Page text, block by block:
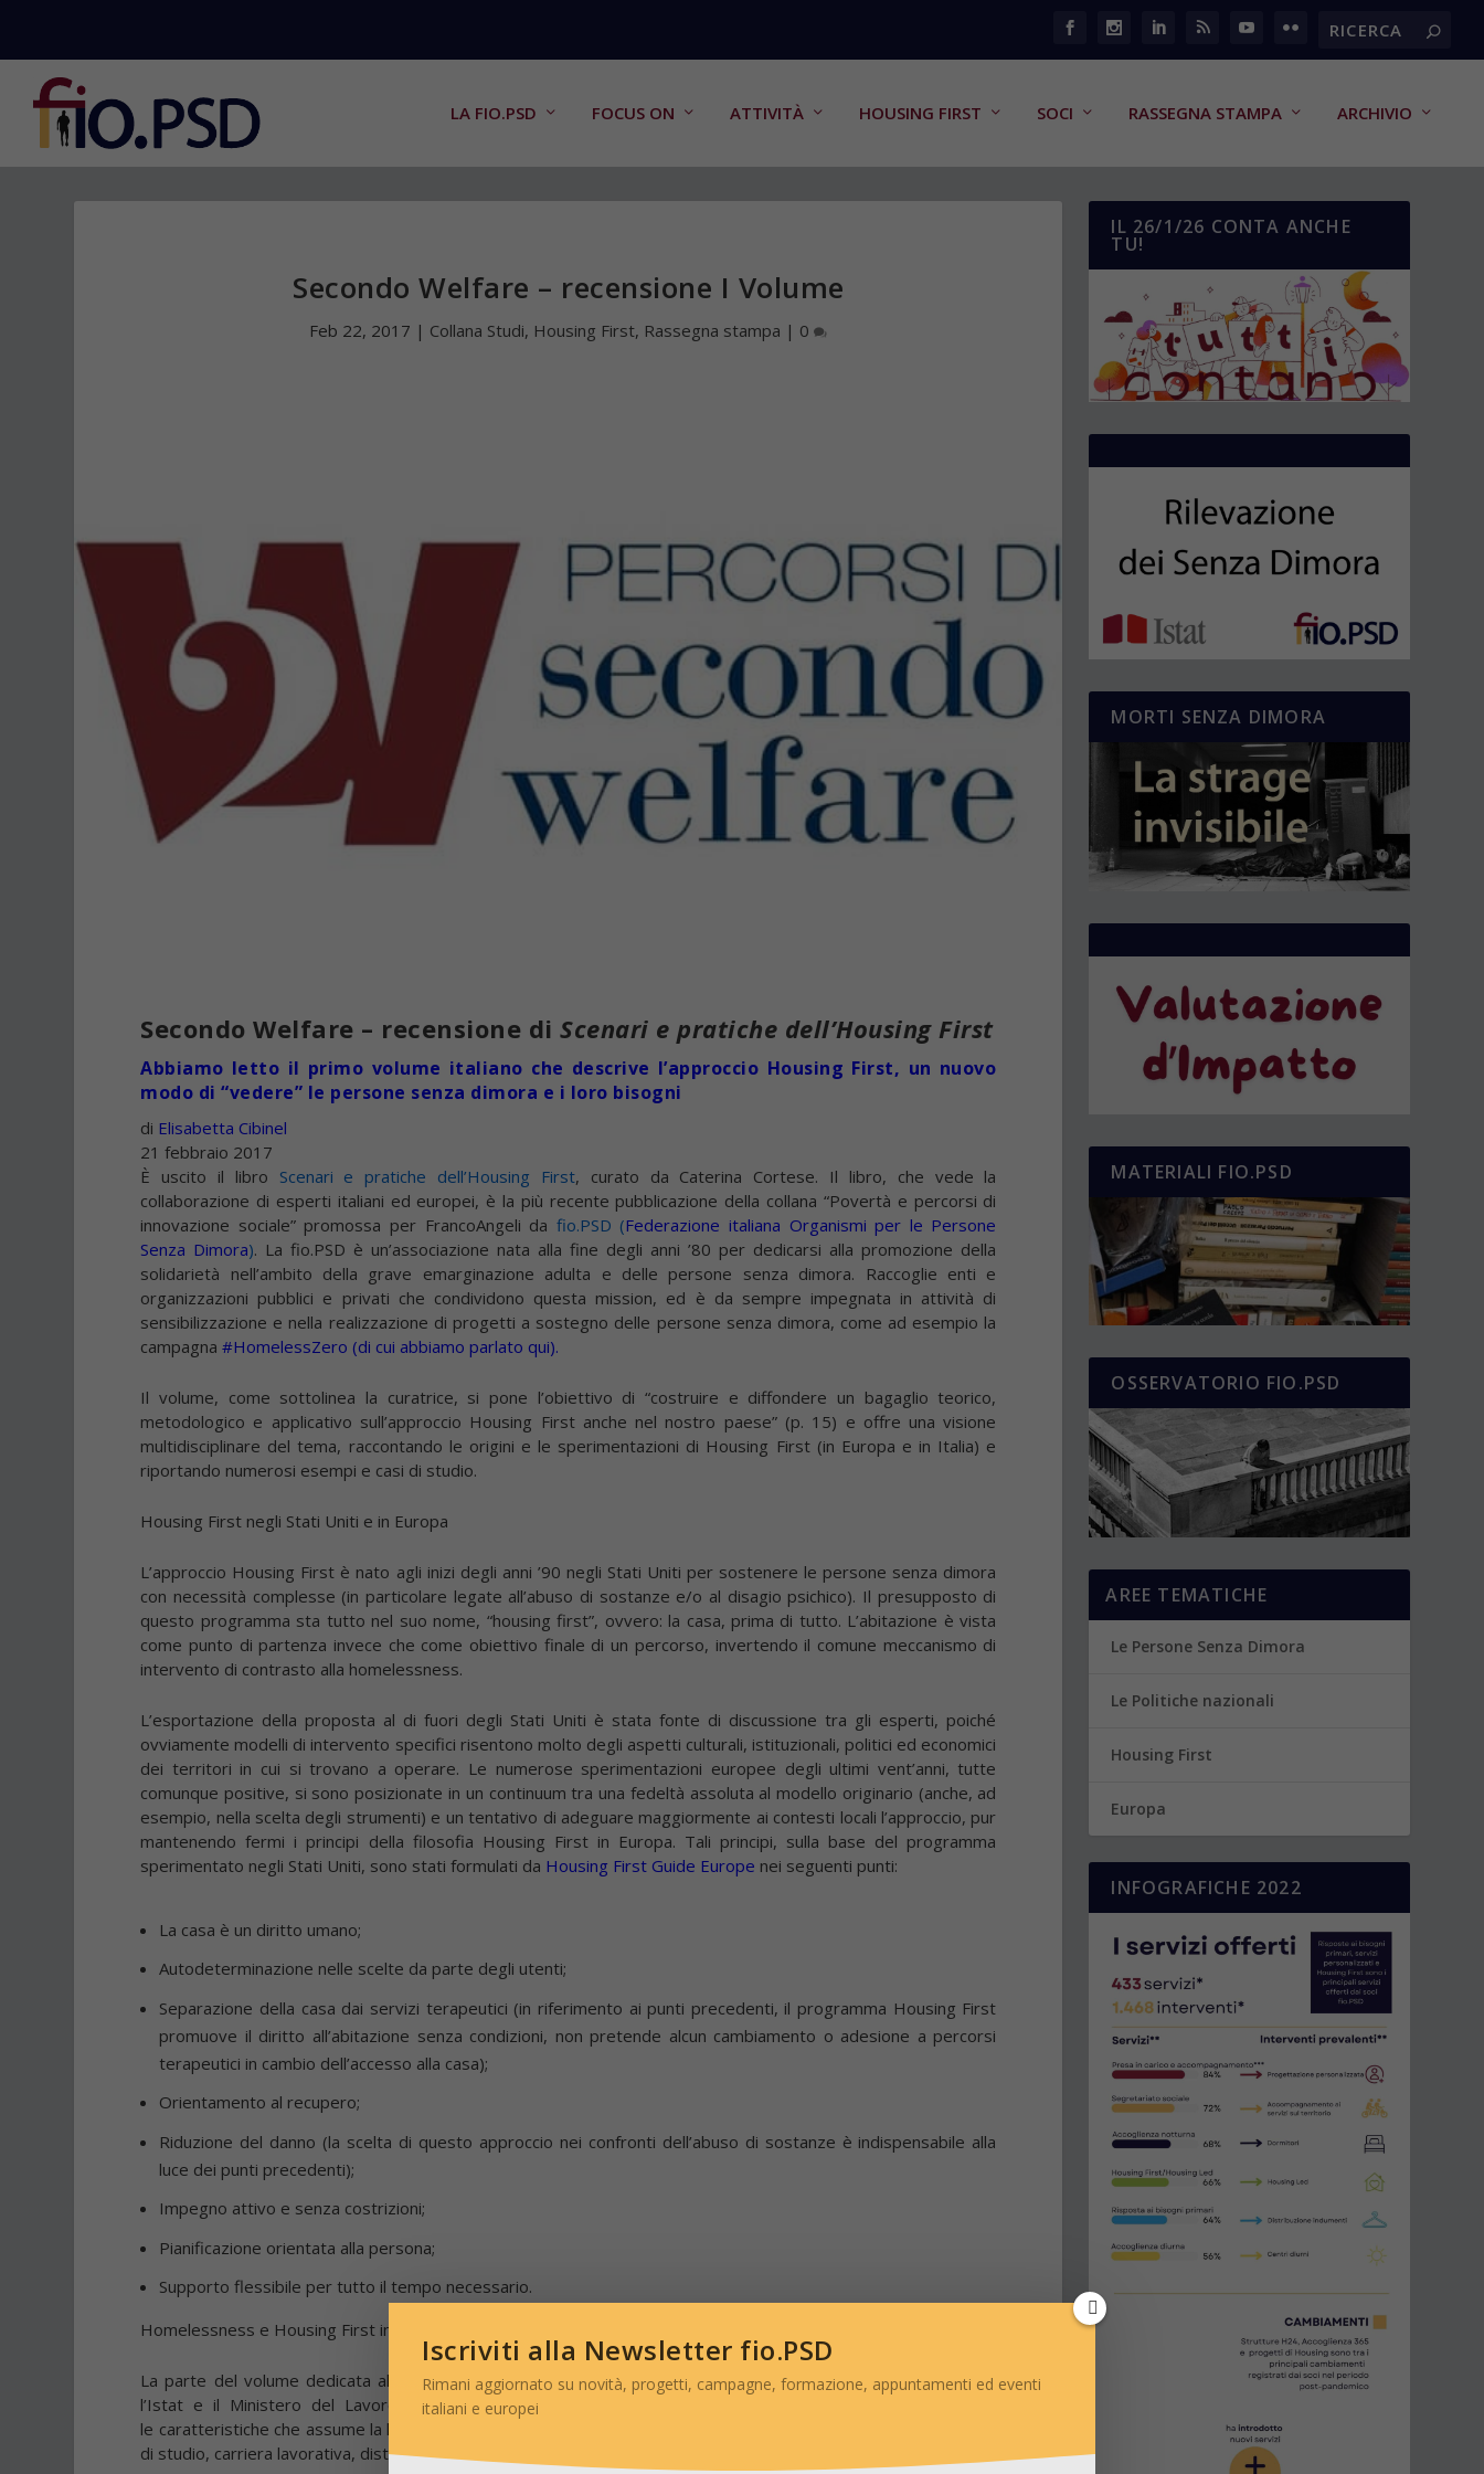
LA FIO.PSD FOCUS ON ATTIVITÀ HOUSING FIRST SOCI RASSEGNA STAMPA ARCHIVIO
Secondo Welfare – recensione I Volume
Feb 22, 2017 | Collana Studi, Housing First, Rassegna stampa | 0
Secondo Welfare – recensione diScenari e pratiche dell’Housing First
Abbiamo letto il primo volume italiano che descrive l’approccio Housing First, un nuovo
modo di “vedere” le persone senza dimora e i loro bisogni
di Elisabetta Cibinel
21 febbraio 2017
È uscito il libro Scenari e pratiche dell’Housing First, curato da Caterina Cortese. Il libro, che vede la
collaborazione di esperti italiani ed europei, è la più recente pubblicazione della collana “Povertà e percorsi di
innovazione sociale” promossa per FrancoAngeli da fio.PSD (Federazione italiana Organismi per le Persone
Senza Dimora). La fio.PSD è un’associazione nata alla fine degli anni ’80 per dedicarsi alla promozione della
solidarietà nell’ambito della grave emarginazione adulta e delle persone senza dimora. Raccoglie enti e
organizzazioni pubblici e privati che condividono questa mission, ed è da sempre impegnata in attività di
sensibilizzazione e nella realizzazione di progetti a sostegno delle persone senza dimora, come ad esempio la
campagna#HomelessZero (di cui abbiamo parlato qui).
Il volume, come sottolinea la curatrice, si pone l’obiettivo di “costruire e diffondere un bagaglio teorico,
metodologico e applicativo sull’approccio Housing First anche nel nostro paese” (p. 15) e offre una visione
multidisciplinare del tema, raccontando le origini e le sperimentazioni di Housing First (in Europa e in Italia) e
riportando numerosi esempi e casi di studio.
Housing First negli Stati Uniti e in Europa
L’approccio Housing First è nato agli inizi degli anni ’90 negli Stati Uniti per sostenere le persone senza dimora
con necessità complesse (in particolare legate all’abuso di sostanze e/o al disagio psichico). Il presupposto di
questo programma sta tutto nel suo nome, “housing first”, ovvero: la casa, prima di tutto. L’abitazione è vista
come punto di partenza invece che come obiettivo finale di un percorso, invertendo il comune meccanismo di
intervento di contrasto alla homelessness.
L’esportazione della proposta al di fuori degli Stati Uniti è stata fonte di discussione tra gli esperti, poiché
ovviamente modelli di intervento specifici risentono molto degli aspetti culturali, istituzionali, politici ed economici
dei territori in cui si trovano a operare. Le numerose sperimentazioni europee degli ultimi vent’anni, tutte
comunque positive, si sono posizionate in un continuum tra una fedeltà assoluta al modello originario (anche, ad
esempio, nella scelta degli strumenti) e un tentativo di adeguare maggiormente ai contesti locali l’approccio, pur
mantenendo fermi i principi della filosofia Housing First in Europa. Tali principi, sulla base del programma
sperimentato negli Stati Uniti, sono stati formulati da Housing First Guide Europe nei seguenti punti:
La casa è un diritto umano;
Autodeterminazione nelle scelte da parte degli utenti;
Separazione della casa dai servizi terapeutici (in riferimento ai punti precedenti, il programma Housing First
promuove il diritto all’abitazione senza condizioni, non pretende alcun cambiamento o adesione a percorsi
terapeutici in cambio dell’accesso alla casa);
Orientamento al recupero;
Riduzione del danno (la scelta di questo approccio nei confronti dell’abuso di sostanze è indispensabile alla
luce dei punti precedenti);
Impegno attivo e senza costrizioni;
Pianificazione orientata alla persona;
Supporto flessibile per tutto il tempo necessario.
Homelessness e Housing First in Italia
La parte del volume dedicata all’Italia, presenta i risultati della ricerca svolta da fio.PSD in collaborazione con
l’Istat e il Ministero del Lavoro e delle Politiche Sociali. La ricerca si è posta l’obiettivo di approfondire
le caratteristiche che assume la homelessness nel nostro paese (considerando in particolare: genere, età, titolo
di studio, carriera lavorativa, distribuzione geografica) e si è basata su dati raccolti nel 2012 e nel 2014.
IL 26/1/26 CONTA ANCHE
TU!
MORTI SENZA DIMORA
MATERIALI FIO.PSD
OSSERVATORIO FIO.PSD
AREE TEMATICHE
Le Persone Senza Dimora
Le Politiche nazionali
Housing First
Europa
INFOGRAFICHE 2022
Iscriviti alla Newsletter fio.PSD
Rimani aggiornato su novità, progetti, campagne, formazione, appuntamenti ed eventi
italiani e europei